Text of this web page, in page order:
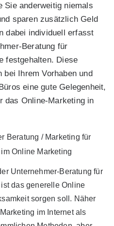
Sie anderweitig niemals
sparen zusätzlich Geld
dabei individuell erfasst
Beratung für
festgehalten. Diese
bei Ihrem Vorhaben und
eine gute Gelegenheit,
das Online-Marketing in
Beratung / Marketing für
Online Marketing
Unternehmer-Beratung für
das generelle Online
sorgen soll. Näher
im Internet als